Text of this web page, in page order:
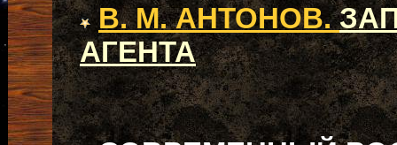
В. М. АНТОНОВ.
АГЕНТА